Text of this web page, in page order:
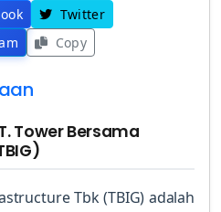
Twitter
Copy
Tower Bersama
Tbk (TBIG) adalah